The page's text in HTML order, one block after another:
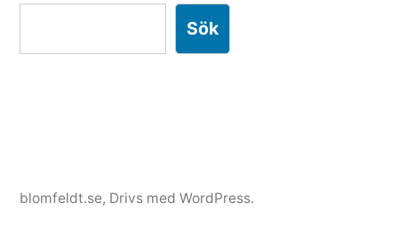
Sök
blomfeldt.se, Drivs med WordPress.